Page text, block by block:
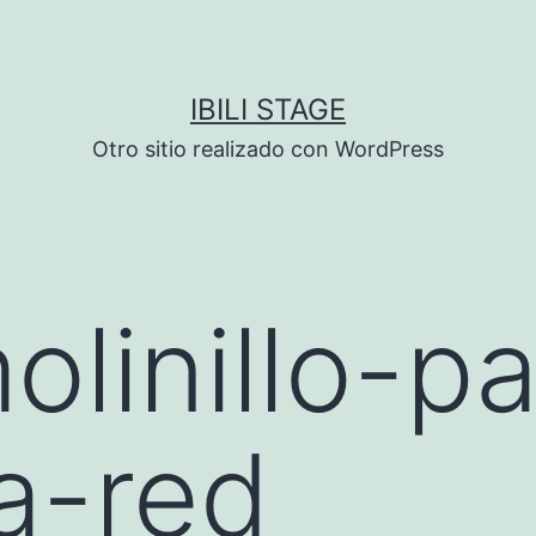
IBILI STAGE
Otro sitio realizado con WordPress
red